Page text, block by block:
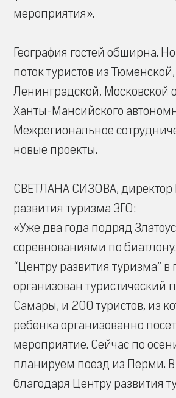
мероприятия».
География гостей обширна.
поток туристов из
Ленинградской, Московской
Ханты-Мансийского
Межрегиональное
новые проекты.
СВЕТЛАНА СИЗОВА, директор
развития туризма ЗГО:
«Уже два года подряд
соревнованиями по
“Центру развития туризма” в
организован туристический
Самары, и 200 туристов, из
ребенка организованно
мероприятие. Сейчас по
планируем поезд из Перми. В
благодаря Центру развития